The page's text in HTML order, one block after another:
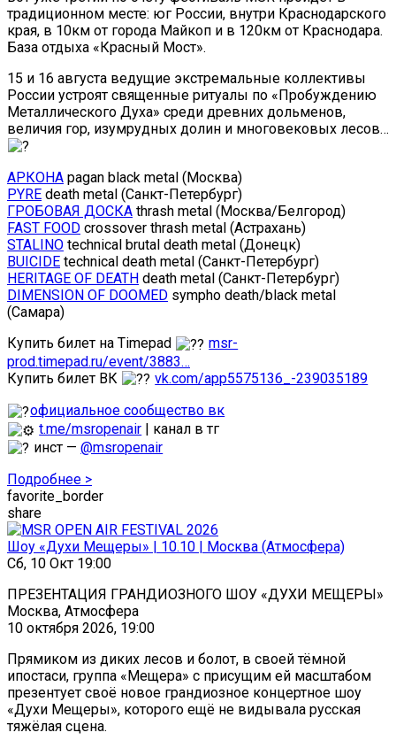
традиционном месте: юг России, внутри Краснодарского
края, в 10км от города Майкоп и в 120км от Краснодара.
База отдыха «Красный Мост».
15 и 16 августа ведущие экстремальные коллективы
России устроят священные ритуалы по «Пробуждению
Металлического Духа» среди древних дольменов,
величия гор, изумрудных долин и многовековых лесов…
АРКОНА pagan black metal (Москва)
PYRE death metal (Санкт-Петербург)
ГРОБОВАЯ ДОСКА thrash metal (Москва/Белгород)
FAST FOOD crossover thrash metal (Астрахань)
STALINO technical brutal death metal (Донецк)
BUICIDE technical death metal (Санкт-Петербург)
HERITAGE OF DEATH death metal (Санкт-Петербург)
DIMENSION OF DOOMED sympho death/black metal
(Самара)
Купить билет на Timepad
msr-
prod.timepad.ru/event/3883…
Купить билет ВК
vk.com/app5575136_-239035189
официальное сообщество вк
t.me/msropenair | канал в тг
инст —@msropenair
Подробнее >
favorite_border
share
Шоу «Духи Мещеры» | 10.10 | Москва (Атмосфера)
Сб, 10 Окт 19:00
ПРЕЗЕНТАЦИЯ ГРАНДИОЗНОГО ШОУ «ДУХИ МЕЩЕРЫ»
Москва, Атмосфера
10 октября 2026, 19:00
Прямиком из диких лесов и болот, в своей тёмной
ипостаси, группа «Мещера» с присущим ей масштабом
презентует своё новое грандиозное концертное шоу
«Духи Мещеры», которого ещё не видывала русская
тяжёлая сцена.